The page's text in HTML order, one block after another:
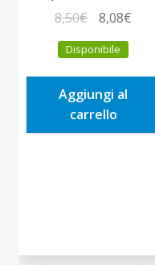
8,50€
prezzo
originale
era:
8,50€.
8,08€
è:
Disponibile
Aggiungi al
carrello